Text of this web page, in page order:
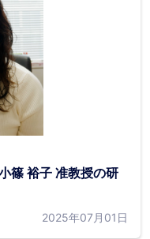
篠 裕子 准教授の研
2025年07月01日